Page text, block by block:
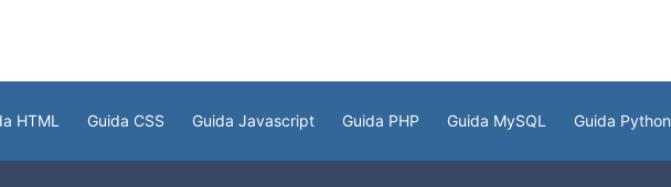
HTML Guida CSS Guida Javascript Guida PHP Guida MySQL Guida Python